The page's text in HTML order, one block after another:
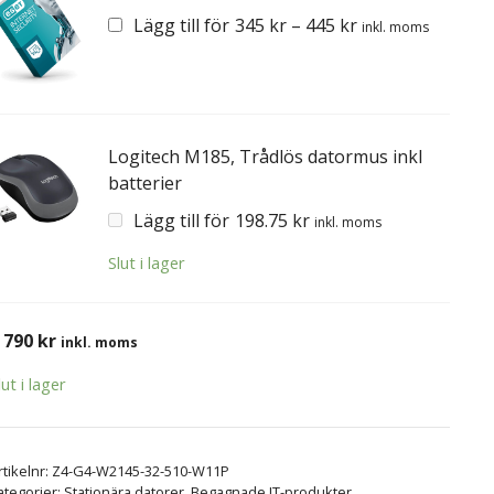
Lägg till för 345 kr – 445 kr inkl. moms
Logitech M185, Trådlös datormus inkl
batterier
Lägg till för 198.75 kr inkl. moms
Slut i lager
790 kr inkl. moms
i lager
Z4-G4-W2145-32-510-W11P